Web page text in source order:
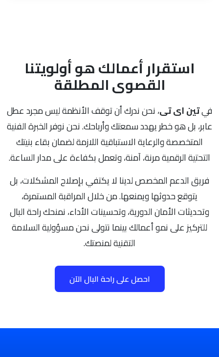
استقرار أعمالك هو أولويتنا
القصوى المطلقة
فيتين اى تى، نحن ندرك أن توقف الأنظمة ليس مجرد عطل
عابر، بل هو خطر يهدد سمعتك وأرباحك. نحن نوفر الخبرة الفنية
المتخصصة والرعاية الاستباقية اللازمة لضمان بقاء بنيتك
التحتية الرقمية مرنة، آمنة، وتعمل بكفاءة على مدار الساعة.
فريق الدعم المخصص لدينا لا يكتفي بإصلاح المشكلات، بل
يتوقع حدوثها ويمنعها. من خلال المراقبة المستمرة،
وتحديثات الأمان الدورية، وتحسينات الأداء، نمنحك راحة البال
للتركيز على نمو أعمالك بينما نتولى نحن مسؤولية السلامة
التقنية لمنصتك.
احصل على راحة البال الآن